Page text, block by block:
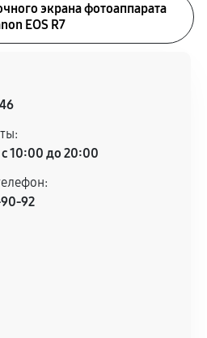
экрана фотоаппарата
EOS R7
10:00 до 20:00
90-92